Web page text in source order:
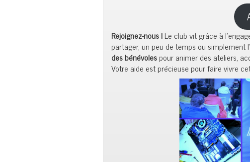
Rejoignez-nous !Le club vit grâce à
partager, un peu de temps ou simplement
des bénévolespour animer des ateliers,
Votre aide est précieuse pour faire vivre